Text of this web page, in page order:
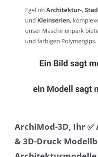
ArchiMod-3D, Ihr
& 3D-Druck